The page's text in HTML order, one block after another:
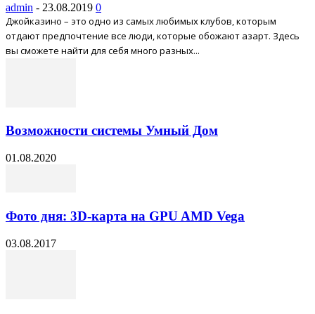
admin - 23.08.2019 0
Джойказино – это одно из самых любимых клубов, которым
отдают предпочтение все люди, которые обожают азарт. Здесь
вы сможете найти для себя много разных...
Возможности системы Умный Дом
01.08.2020
Фото дня: 3D-карта на GPU AMD Vega
03.08.2017